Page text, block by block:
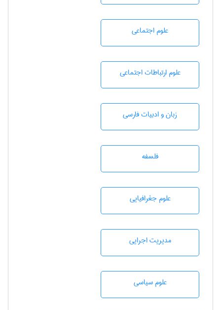
علوم اجتماعی
علوم ارتباطات اجتماعی
زبان و ادبيات فارسی
فلسفه
علوم جغرافيايی
مديريت اجرايی
علوم سياسی